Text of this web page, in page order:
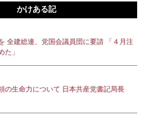
かけある記
全建総連、党国会議員団に要請 「４月注
た」
の生命力について 日本共産党書記局長